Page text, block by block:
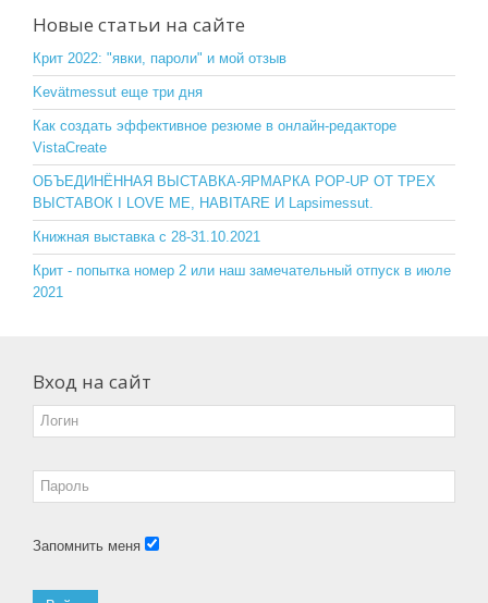
e
b
o
o
k
er
o
kl
a
ss
ni
ki
Новые статьи на сайте
Крит 2022: "явки, пароли" и мой отзыв
Kevätmessut еще три дня
Как создать эффективное резюме в онлайн-редакторе
VistaCreate
ОБЪЕДИНЁННАЯ ВЫСТАВКА-ЯРМАРКА POP-UP ОТ ТРЕХ
ВЫСТАВОК I LOVE ME, HABITARE И Lapsimessut.
Книжная выставка с 28-31.10.2021
Крит - попытка номер 2 или наш замечательный отпуск в июле
2021
Вход на сайт
Запомнить меня